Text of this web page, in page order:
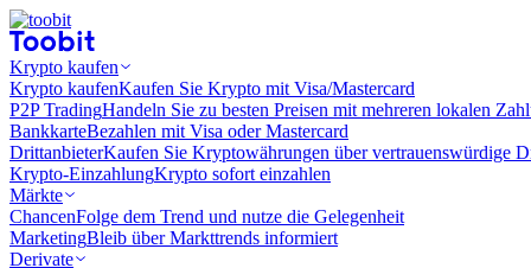
Krypto kaufen
Krypto kaufenKaufen Sie Krypto mit Visa/Mastercard
P2P TradingHandeln Sie zu besten Preisen mit mehreren lokalen
BankkarteBezahlen mit Visa oder Mastercard
DrittanbieterKaufen Sie Kryptowährungen über vertrauenswürdige
Krypto-EinzahlungKrypto sofort einzahlen
Märkte
ChancenFolge dem Trend und nutze die Gelegenheit
MarketingBleib über Markttrends informiert
Derivate